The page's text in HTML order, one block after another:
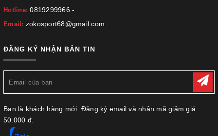
Hotline:0819299966 -
Email: zokosport68@gmail.com
ĐĂNG KÝ NHẬN BẢN TIN
Bạn là khách hàng mới. Đăng ký email và nhận mã giảm giá
50.000 đ.